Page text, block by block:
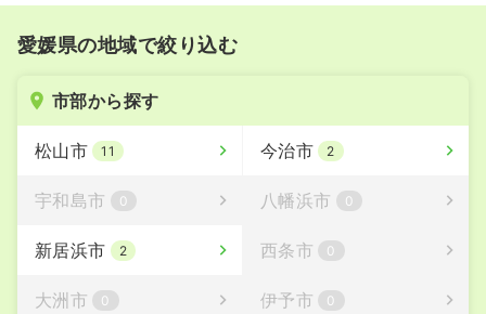
愛媛県の地域で絞り込む
市部から探す
松山市 11 今治市 2
宇和島市 0 八幡浜市 0
新居浜市 2 西条市 0
大洲市 0 伊予市 0